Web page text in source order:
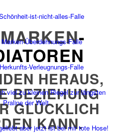
ist-nicht-alles-Falle
Überdehnungs-Falle
Verleugnungs-Falle
viel zu kleinen Riegel zur längsten
Praline der Welt
aber jetzt ist bei mir tote Hose!
-
HERAUS,
BEZIEHUNG
GLÜCKLICH
KANN.